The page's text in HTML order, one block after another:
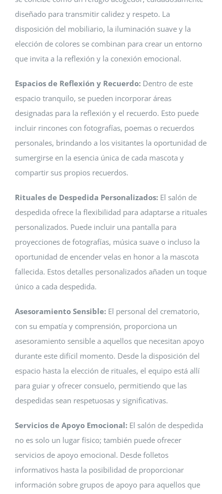
diseñado para transmitir calidez y respeto. La
disposición del mobiliario, la iluminación suave y la
elección de colores se combinan para crear un entorno
que invita a la reflexión y la conexión emocional.
Espacios de Reflexión y Recuerdo:Dentro de este
espacio tranquilo, se pueden incorporar áreas
designadas para la reflexión y el recuerdo. Esto puede
incluir rincones con fotografías, poemas o recuerdos
personales, brindando a los visitantes la oportunidad de
sumergirse en la esencia única de cada mascota y
compartir sus propios recuerdos.
Rituales de Despedida Personalizados:El salón de
despedida ofrece la flexibilidad para adaptarse a rituales
personalizados. Puede incluir una pantalla para
proyecciones de fotografías, música suave o incluso la
oportunidad de encender velas en honor a la mascota
fallecida. Estos detalles personalizados añaden un toque
único a cada despedida.
Asesoramiento Sensible:El personal del crematorio,
con su empatía y comprensión, proporciona un
asesoramiento sensible a aquellos que necesitan apoyo
durante este difícil momento. Desde la disposición del
espacio hasta la elección de rituales, el equipo está allí
para guiar y ofrecer consuelo, permitiendo que las
despedidas sean respetuosas y significativas.
Servicios de Apoyo Emocional:El salón de despedida
no es solo un lugar físico; también puede ofrecer
servicios de apoyo emocional. Desde folletos
informativos hasta la posibilidad de proporcionar
información sobre grupos de apoyo para aquellos que